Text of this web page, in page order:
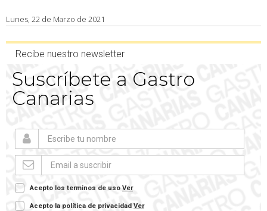
Lunes, 22 de Marzo de 2021
Recibe nuestro newsletter
Suscríbete a Gastro
Canarias
Acepto los terminos de uso Ver
Acepto la política de privacidad Ver